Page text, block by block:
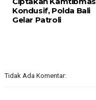
Kondusif, Polda Bali
Gelar Patroli
Tidak Ada Komentar: